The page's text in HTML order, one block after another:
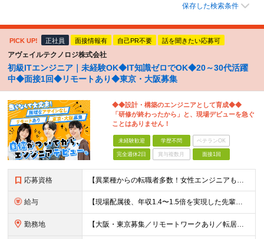
保存した検索条件
PICK UP! 正社員 面接情報有 自己PR不要 話を聞きたい応募可
アヴェイルテクノロジ株式会社
初級ITエンジニア｜未経験OK◆IT知識ゼロでOK◆20～30代活躍
中◆面接1回◆リモートあり◆東京・大阪募集
◆◆設計・構築のエンジニアとして育成◆◆
「研修が終わったから」と、現場デビューを急ぐ
ことはありません！
未経験歓迎 学歴不問 ベテランOK
完全週休2日 賞与複数月 面接1回
応募資格 【異業種からの転職者多数！女性エンジニアも活躍中】 ◆学歴不問 ◆未経験OK ≪こんな方を歓迎しています≫ ◎未経験から成長できる環境で活躍したい方 ◎大学やスクールでIT系のスキルを学んだことのあ
給与 【現場配属後、年収1.4〜1.5倍を実現した先輩も！残業代全額支給】 ◆給与は経験やスキルに応じて決定します ◆年俸制250万円～350万円（1/12を月々支給） ≪年収UPの例≫ ◎飲食業からのキ
勤務地 【大阪・東京募集／リモートワークあり／転居を伴う転勤なし】 東京本社、大阪事務所、または東京23区内・関西（大阪・兵庫）の各クライアント先勤務 ◆入社後、約1年間はクライアント先ではなく 自社内（東